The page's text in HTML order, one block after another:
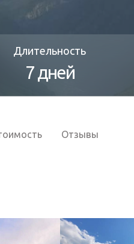
Длительность
7 дней
Отзывы